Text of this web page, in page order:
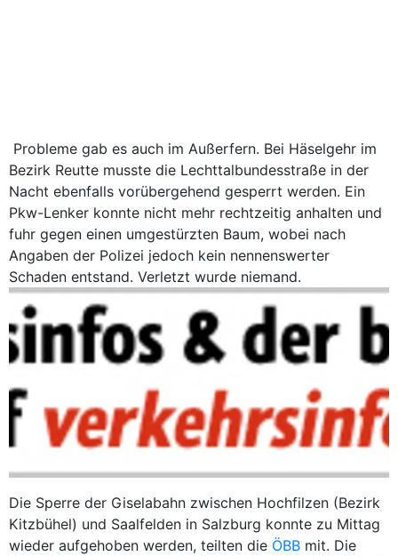
Probleme gab es auch im Außerfern. Bei Häselgehr im
Bezirk Reutte musste die Lechttalbundesstraße in der
Nacht ebenfalls vorübergehend gesperrt werden. Ein
Pkw-Lenker konnte nicht mehr rechtzeitig anhalten und
fuhr gegen einen umgestürzten Baum, wobei nach
Angaben der Polizei jedoch kein nennenswerter
Schaden entstand. Verletzt wurde niemand.
Die Sperre der Giselabahn zwischen Hochfilzen (Bezirk
Kitzbühel) und Saalfelden in Salzburg konnte zu Mittag
wieder aufgehoben werden, teilten die ÖBB mit. Die